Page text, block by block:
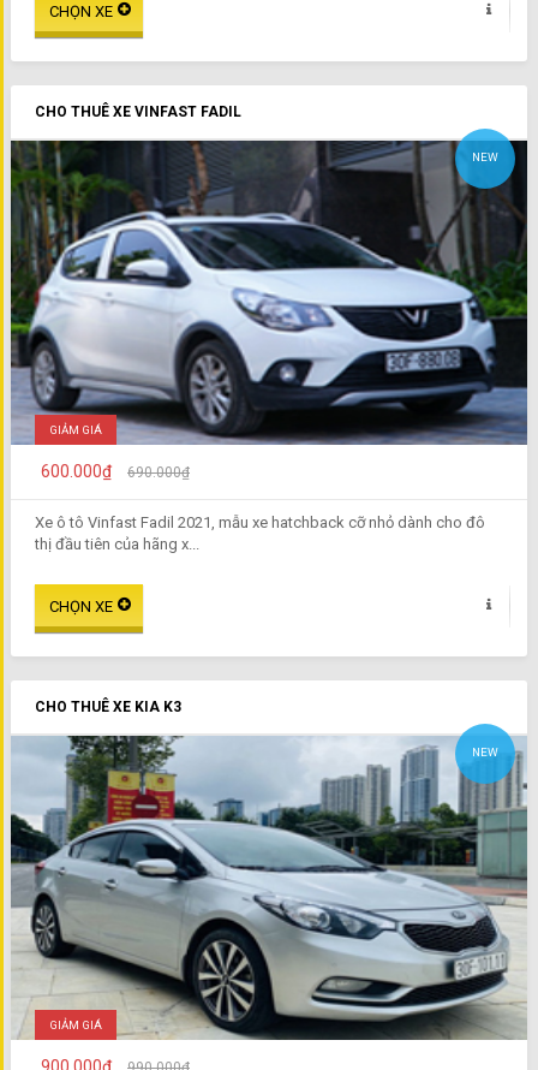
CHO THUÊ XE VINFAST FADIL
NEW
GIẢM GIÁ
600.000₫ 690.000₫
Xe ô tô Vinfast Fadil 2021, mẫu xe hatchback cỡ nhỏ dành cho đô
thị đầu tiên của hãng x...
CHO THUÊ XE KIA K3
NEW
GIẢM GIÁ
900.000₫